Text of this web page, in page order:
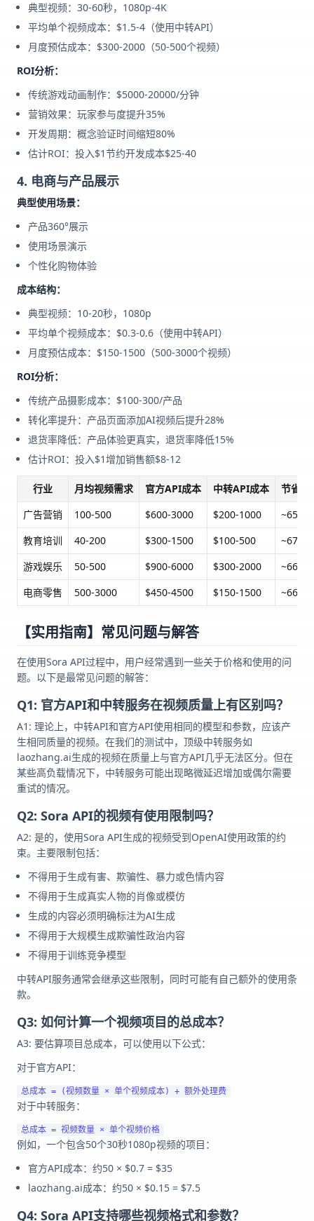
典型视频：30-60秒，1080p-4K
平均单个视频成本：$1.5-4（使用中转API）
月度预估成本：$300-2000（50-500个视频）
ROI分析：
传统游戏动画制作：$5000-20000/分钟
营销效果：玩家参与度提升35%
开发周期：概念验证时间缩短80%
估计ROI：投入$1节约开发成本$25-40
4. 电商与产品展示
典型使用场景：
产品360°展示
使用场景演示
个性化购物体验
成本结构：
典型视频：10-20秒，1080p
平均单个视频成本：$0.3-0.6（使用中转API）
月度预估成本：$150-1500（500-3000个视频）
ROI分析：
传统产品摄影成本：$100-300/产品
转化率提升：产品页面添加AI视频后提升28%
退货率降低：产品体验更真实，退货率降低15%
估计ROI：投入$1增加销售额$8-12
行业 月均视频需求 官方API成本 中转API成本
节省比
广告营销
100-500 $600-3000 $200-1000
~65%
教育培训
40-200 $300-1500 $100-500
~67%
游戏娱乐
50-500 $900-6000 $300-2000
~66%
电商零售
500-3000 $450-4500 $150-1500 ~66%
【实用指南】常见问题与解答
在使用Sora API过程中，用户经常遇到一些关于价格和使用的问
题。以下是最常见问题的解答：
Q1: 官方API和中转服务在视频质量上有区别吗？
A1: 理论上，中转API和官方API使用相同的模型和参数，应该产
生相同质量的视频。在我们的测试中，顶级中转服务如
laozhang.ai生成的视频在质量上与官方API几乎无法区分。但在
某些高负载情况下，中转服务可能出现略微延迟增加或偶尔需要
重试的情况。
Q2: Sora API的视频有使用限制吗？
A2: 是的，使用Sora API生成的视频受到OpenAI使用政策的约
束。主要限制包括：
不得用于生成有害、欺骗性、暴力或色情内容
不得用于生成真实人物的肖像或模仿
生成的内容必须明确标注为AI生成
不得用于大规模生成欺骗性政治内容
不得用于训练竞争模型
中转API服务通常会继承这些限制，同时可能有自己额外的使用条
款。
Q3: 如何计算一个视频项目的总成本？
A3: 要估算项目总成本，可以使用以下公式：
对于官方API：
对于中转服务：
例如，一个包含50个30秒1080p视频的项目：
官方API成本：约50 × $0.7 = $35
laozhang.ai成本：约50 × $0.15 = $7.5
Q4: Sora API支持哪些视频格式和参数？